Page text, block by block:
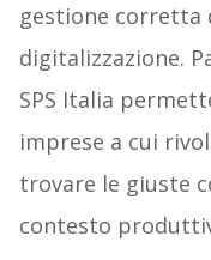
gestione corretta
digitalizzazione.
SPS Italia
imprese a cui
trovare le giuste
contesto